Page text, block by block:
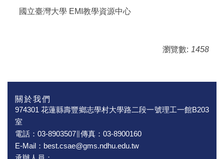
國立臺灣大學 EMI教學資源中心
瀏覽數: 1458
關於我們
974301 花蓮縣壽豐鄉志學村大學路二段一號理工一館B203
室
電話：03-8903507∥傳真：03-8900160
E-Mail：best.csae@gms.ndhu.edu.tw